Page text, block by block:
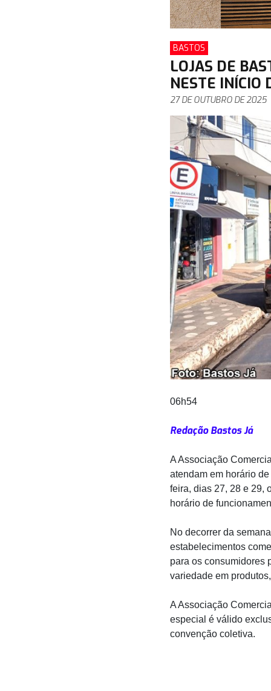
BASTOS
LOJAS DE
NESTE INÍCIO
27 DE OUTUBRO DE 2025
06h54
Redação Bastos Já
A Associação
atendam em horário
feira, dias 27, 28 e 29,
horário de
No decorrer da
estabelecimentos
para os consumidores
variedade em
A Associação
especial é válido
convenção coletiva.